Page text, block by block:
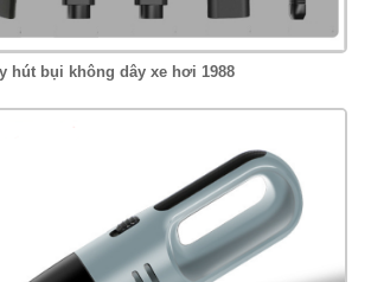
hút bụi không dây xe hơi 1988